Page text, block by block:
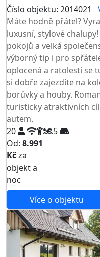
Číslo objektu: 2014021
Máte hodně přátel?
luxusní, stylové
pokojů a velká
výborný tip i pro
oplocená a ratolesti se
si dobře zajezdíte na
borůvky a houby.
turisticky atraktivních
autem.
20
5
Od: 8.991
Kčza
objekt a
noc
Více o objektu